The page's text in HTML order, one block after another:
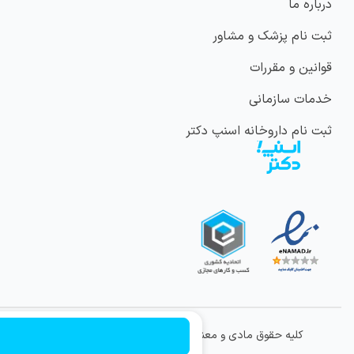
درباره ما
ثبت نام پزشک و مشاور
قوانین و مقررات
خدمات سازمانی
ثبت نام داروخانه اسنپ دکتر
کلیه حقوق مادی و معنوی این وب سایت متعلق به شرکت